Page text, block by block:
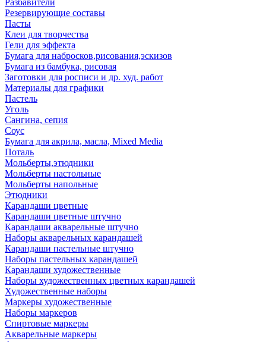
Разбавители
Резервирующие составы
Пасты
Клеи для творчества
Гели для эффекта
Бумага для набросков,рисования,эскизов
Бумага из бамбука, рисовая
Заготовки для росписи и др. худ. работ
Материалы для графики
Пастель
Уголь
Сангина, сепия
Соус
Бумага для акрила, масла, Mixed Media
Поталь
Мольберты,этюдники
Мольберты настольные
Мольберты напольные
Этюдники
Карандаши цветные
Карандаши цветные штучно
Карандаши акварельные штучно
Наборы акварельных карандашей
Карандаши пастельные штучно
Наборы пастельных карандашей
Карандаши художественные
Наборы художественных цветных карандашей
Художественные наборы
Маркеры художественные
Наборы маркеров
Спиртовые маркеры
Акварельные маркеры